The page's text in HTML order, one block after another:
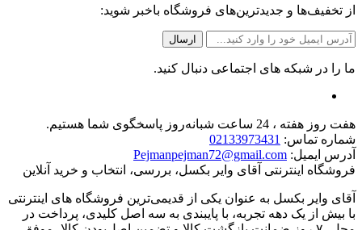
از تخفیف‌ها و جدیدترین‌های فروشگاه باخبر شوید:
ما را در شبکه های اجتماعی دنبال کنید.
هفت روز هفته ، 24 ساعت شبانه‌روز پاسخگوی شما هستیم.
شماره تماس: 02133973431
آدرس ایمیل: Pejmanpejman72@gmail.com
فروشگاه اینترنتی آقای وایر بکسل، بررسی، انتخاب و خرید آنلاین
آقای وایر بکسل به عنوان یکی از قدیمی‌ترین فروشگاه های اینترنتی
با بیش از یک دهه تجربه، با پایبندی به سه اصل کلیدی، پرداخت در